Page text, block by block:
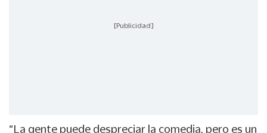
[Publicidad]
“La gente puede despreciar la comedia, pero es un